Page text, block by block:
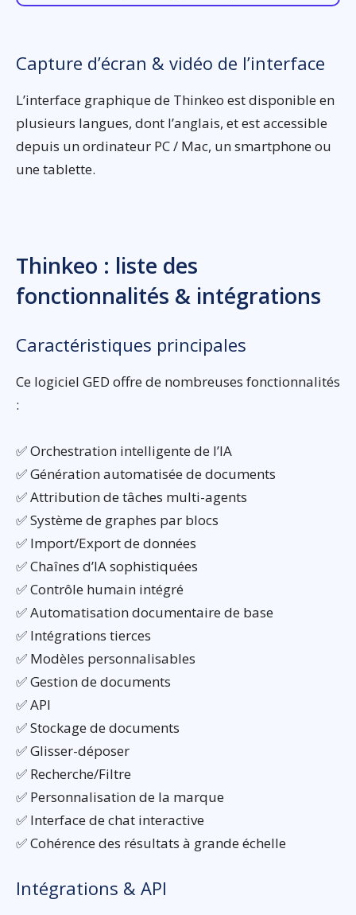
Capture d’écran & vidéo de l’interface
L’interface graphique de Thinkeo est disponible en
plusieurs langues, dont l’anglais, et est accessible
depuis un ordinateur PC / Mac, un smartphone ou
une tablette.
Thinkeo : liste des
fonctionnalités & intégrations
Caractéristiques principales
Ce logiciel GED offre de nombreuses fonctionnalités
:
✅ Orchestration intelligente de l’IA
✅ Génération automatisée de documents
✅ Attribution de tâches multi-agents
✅ Système de graphes par blocs
✅ Import/Export de données
✅ Chaînes d’IA sophistiquées
✅ Contrôle humain intégré
✅ Automatisation documentaire de base
✅ Intégrations tierces
✅ Modèles personnalisables
✅ Gestion de documents
✅ API
✅ Stockage de documents
✅ Glisser-déposer
✅ Recherche/Filtre
✅ Personnalisation de la marque
✅ Interface de chat interactive
✅ Cohérence des résultats à grande échelle
Intégrations & API